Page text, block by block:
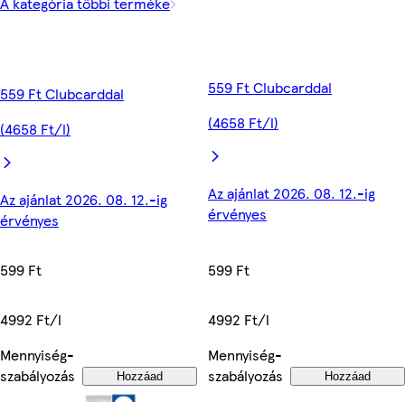
559 Ft Clubcarddal
(4658 Ft/l)
Az ajánlat 2026. 08. 12.-ig
érvényes
599 Ft
4992 Ft/l
Mennyiség-
szabályozás
Hozzáad
559 Ft Clubcarddal
(4658 Ft/l)
Az ajánlat 2026. 08. 12.-ig
érvényes
599 Ft
4992 Ft/l
Mennyiség-
szabályozás
Hozzáad